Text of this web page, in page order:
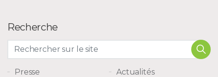
Recherche
Presse
Actualités